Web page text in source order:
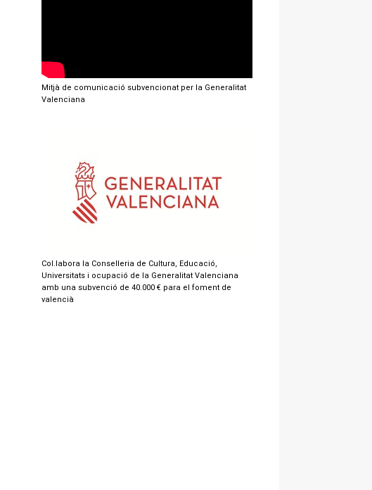
Mitjà de comunicació subvencionat per la Generalitat
Valenciana
Col.labora la Conselleria de Cultura, Educació,
Universitats i ocupació de la Generalitat Valenciana
amb una subvenció de 40.000 € para el foment de
valencià